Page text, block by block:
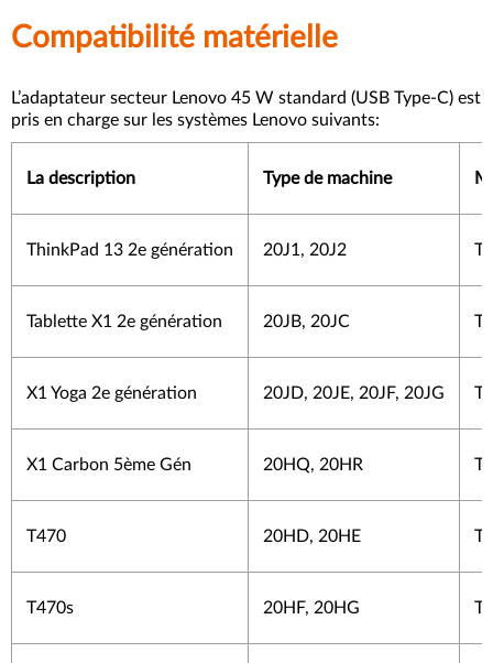
Compatibilité matérielle
L’adaptateur secteur Lenovo 45 W standard (USB Type-C) est
pris en charge sur les systèmes Lenovo suivants:
La description Type de machine
ThinkPad 13 2e génération 20J1, 20J2
Tablette X1 2e génération 20JB, 20JC
X1 Yoga 2e génération 20JD, 20JE, 20JF, 20JG
X1 Carbon 5ème Gén 20HQ, 20HR
T470 20HD, 20HE
T470s 20HF, 20HG